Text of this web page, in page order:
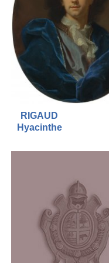
RIGAUD
Hyacinthe